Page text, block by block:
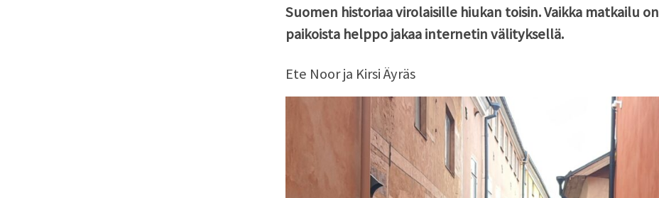
Suomen historiaa virolaisille hiukan toisin. Vaikka matkailu
paikoista helppo jakaa internetin välityksellä.
Ete Noor ja Kirsi Äyräs